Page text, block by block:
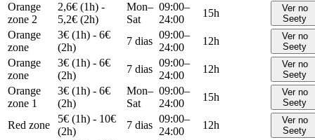
Orange
zone 2
2,6€ (1h) -
5,2€ (2h)
Mon–
Sat
09:00–
24:00
15h
Ver no
Seety
Orange
zone
3€ (1h) - 6€
(2h)
7 dias
09:00–
24:00
12h
Ver no
Seety
Orange
zone
3€ (1h) - 6€
(2h)
7 dias
09:00–
24:00
12h
Ver no
Seety
Orange
zone 1
3€ (1h) - 6€
(2h)
Mon–
Sat
09:00–
24:00
15h
Ver no
Seety
Red zone
5€ (1h) - 10€
(2h)
7 dias
09:00–
24:00
12h
Ver no
Seety